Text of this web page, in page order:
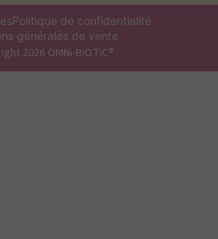
Politique de confidentialité
générales de vente
2026 OMNi-BiOTiC®